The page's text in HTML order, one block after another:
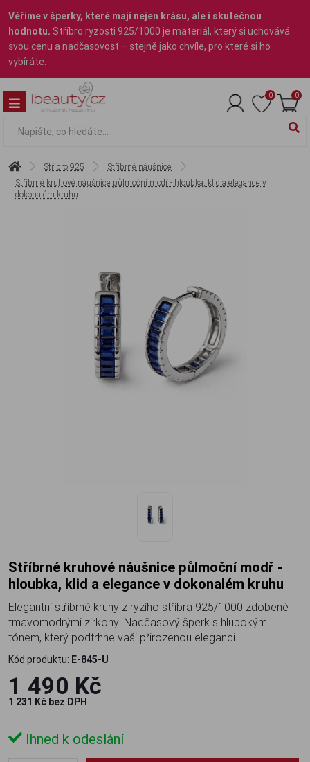
Věříme v šperky, které mají nejen krásu, ale i skutečnou
hodnotu. Stříbro ryzosti 925/1000 je materiál, který si uchovává
svou cenu a nadčasovost – stejně jako chvíle, pro které si ho
vybíráte.
0 0
Stříbro 925
Stříbrné náušnice
Stříbrné kruhové náušnice půlmoční modř - hloubka, klid a elegance v
dokonalém kruhu
Stříbrné kruhové náušnice půlmoční modř -
hloubka, klid a elegance v dokonalém kruhu
Elegantní stříbrné kruhy z ryzího stříbra 925/1000 zdobené
tmavomodrými zirkony. Nadčasový šperk s hlubokým
tónem, který podtrhne vaši přirozenou eleganci.
Kód produktu: E-845-U
1 490 Kč
1 231 Kč bez DPH
Ihned k odeslání